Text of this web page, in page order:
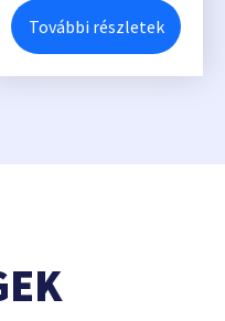
További részletek